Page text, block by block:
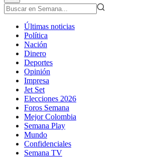
Últimas noticias
Política
Nación
Dinero
Deportes
Opinión
Impresa
Jet Set
Elecciones 2026
Foros Semana
Mejor Colombia
Semana Play
Mundo
Confidenciales
Semana TV